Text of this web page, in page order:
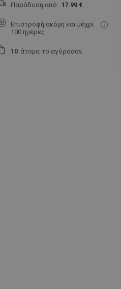
Παράδοση από: 17.99 €
Επιστροφή ακόμη και μέχρι
100 ημέρες
1 0 άτομα το αγόρασαν.